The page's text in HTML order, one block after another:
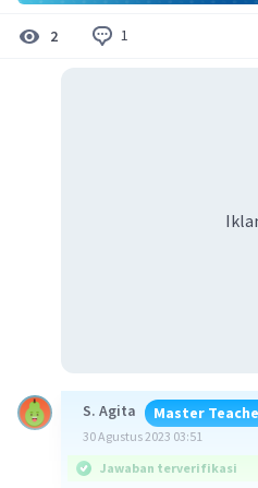
2 1
S. Agita Master
30 Agustus 2023 03:51
Jawaban terverifikasi